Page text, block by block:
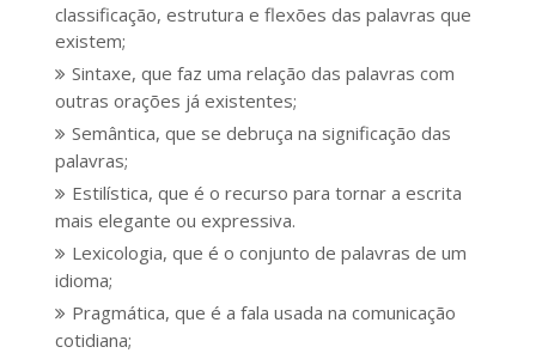
classificação, estrutura e flexões das palavras que
existem;
Sintaxe, que faz uma relação das palavras com
outras orações já existentes;
Semântica, que se debruça na significação das
palavras;
Estilística, que é o recurso para tornar a escrita
mais elegante ou expressiva.
Lexicologia, que é o conjunto de palavras de um
idioma;
Pragmática, que é a fala usada na comunicação
cotidiana;